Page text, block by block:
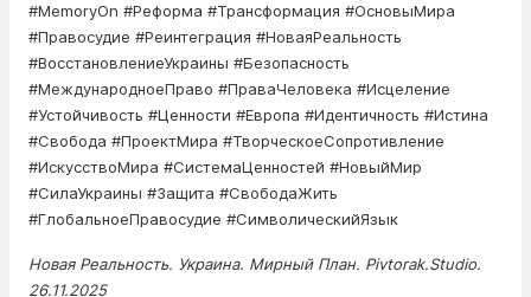
#MemoryOn #Реформа #Трансформация #ОсновыМира
#Правосудие #Реинтеграция #НоваяРеальность
#ВосстановлениеУкраины #Безопасность
#МеждународноеПраво #ПраваЧеловека #Исцеление
#Устойчивость #Ценности #Европа #Идентичность #Истина
#Свобода #ПроектМира #ТворческоеСопротивление
#ИскусствоМира #СистемаЦенностей #НовыйМир
#СилаУкраины #Защита #СвободаЖить
#ГлобальноеПравосудие #СимволическийЯзык
Новая Реальность. Украина. Мирный План. Pivtorak.Studio.
26.11.2025